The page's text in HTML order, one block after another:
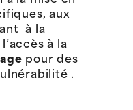
aux
à la
l’accès à la
pour des
.